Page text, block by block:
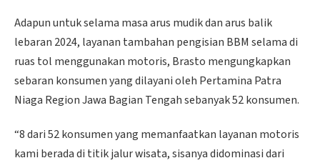
Adapun untuk selama masa arus mudik dan arus balik
lebaran 2024, layanan tambahan pengisian BBM selama di
ruas tol menggunakan motoris, Brasto mengungkapkan
sebaran konsumen yang dilayani oleh Pertamina Patra
Niaga Region Jawa Bagian Tengah sebanyak 52 konsumen.
“8 dari 52 konsumen yang memanfaatkan layanan motoris
kami berada di titik jalur wisata, sisanya didominasi dari